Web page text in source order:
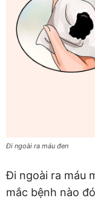
Đi ngoài ra máu đen
Đi ngoài ra máu
mắc bệnh nào